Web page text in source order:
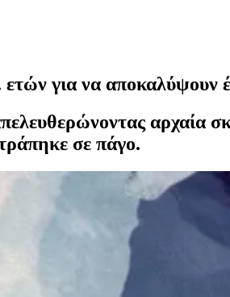
ετών για να αποκαλύψουν
αρχαία
σε πάγο.